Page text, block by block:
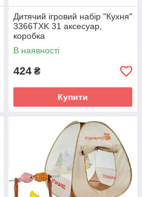
Дитячий ігровий набір "Кухня"
3366TXK 31 аксесуар,
коробка
В наявності
424 ₴
Купити